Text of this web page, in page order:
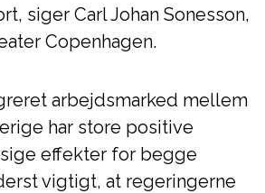
siger Carl Johan Sonesson,
Copenhagen.
arbejdsmarked mellem
har store positive
effekter for begge
vigtigt, at regeringerne